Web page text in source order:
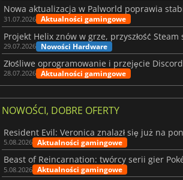
31.07.2026 Aktualności gamingowe
29.07.2026 Nowości Hardware
28.07.2026 Aktualności gamingowe
NOWOŚCI, DOBRE OFERTY
5.08.2026 Aktualności gamingowe
5.08.2026 Aktualności gamingowe